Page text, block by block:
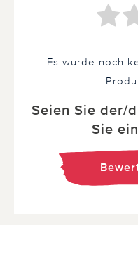
Es wurde noch
Seien Sie der/
Sie